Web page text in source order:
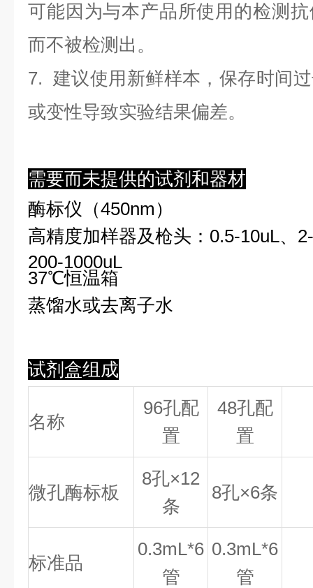
可能因为与本产品所使用的检测
而不被检测出。
7. 建议使用新鲜样本，保存时间
或变性导致实验结果偏差。
需要而未提供的试剂和器材
酶标仪（450nm）
高精度加样器及枪头：0.5-10uL、
200-1000uL
37℃恒温箱
蒸馏水或去离子水
试剂盒组成
名称
96孔配
置
48孔配
置
微孔酶标板
8孔×12
条
8孔×6条
标准品
0.3mL*6
管
0.3mL*6
管